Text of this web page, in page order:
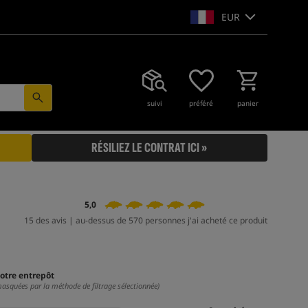
EUR
suivi préféré panier
RÉSILIEZ LE CONTRAT ICI »
5,0
15 des avis | au-dessus de 570 personnes j'ai acheté ce produit
entrepôt
par la méthode de filtrage sélectionnée)